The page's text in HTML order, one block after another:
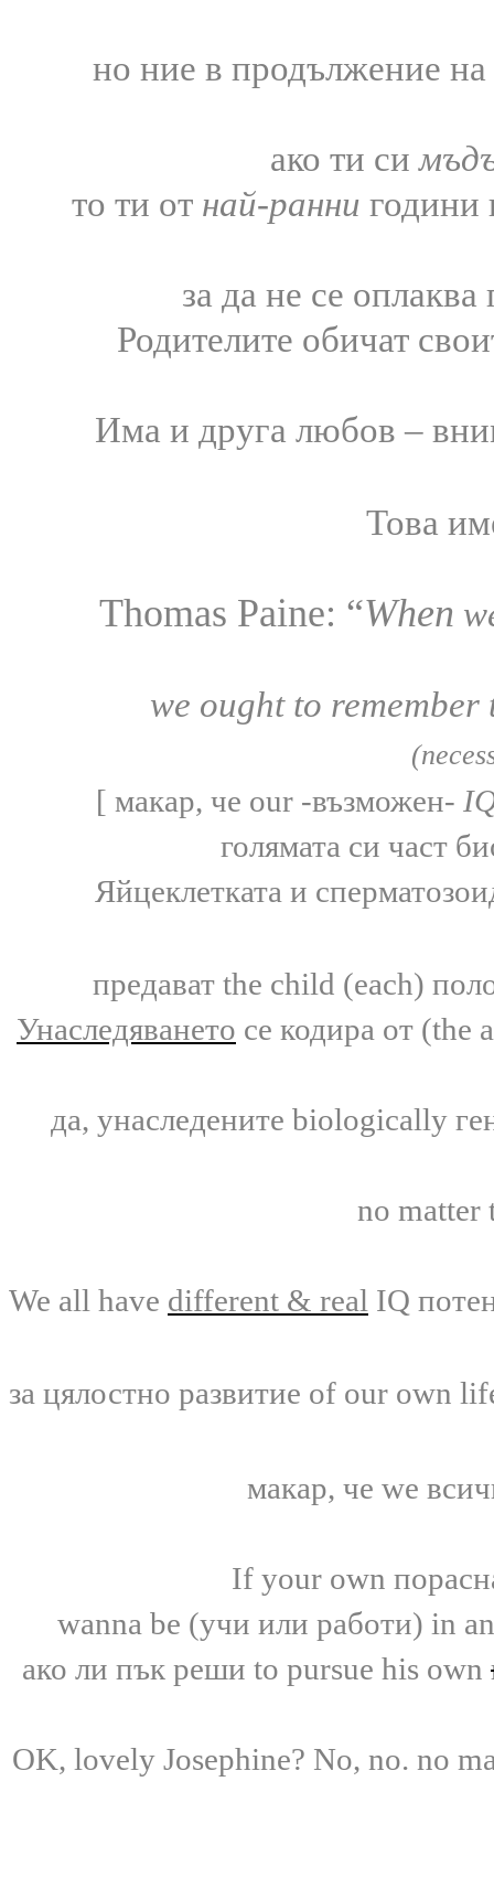
но ние в продължение
ако ти си
то ти от най-ранни
за да не се
Родителите обичат
Има и друга любов –
Това
Thomas Paine: “When
we ought to
[ макар, че our -възможен-
голямата си част
Яйцеклетката и
предават the child (each)
Унаследяването се кодира от (the
да, унаследените biologically
no matter
We all have different & real IQ
за цялостно развитие of our own
макар, че we
If your own
wanna be (учи или работи) in
ако ли пък реши to pursue his own
OK, lovely Josephine? No, no. no